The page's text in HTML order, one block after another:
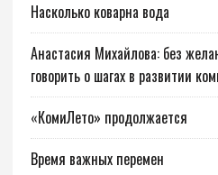
Насколько коварна вода
Анастасия Михайлова: без
говорить о шагах в развитии
«КомиЛето» продолжается
Время важных перемен